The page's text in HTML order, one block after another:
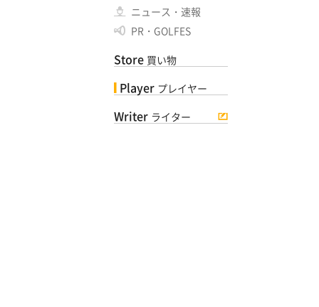
ニュース・速報
PR・GOLFES
Store 買い物
Player プレイヤー
Writer ライター